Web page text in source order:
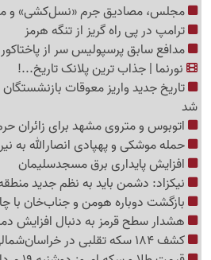
مجلس، مصادیق جرم «نسل‌کشی» و
ترامپ در پی راه گریز از تنگه هرمز
مدافع سابق پرسپولیس سر از پاختاکور
نورنما | جذاب ترین پلانک تاریخ...!
تاریخ جدید واریز معوقات
شد
اتوبوس و متروی مشهد برای زائران
حمله موشکی و پهپادی انصارالله به
افزایش پایداری برق مسجدسلیمان
نیکزاد: دشمن باید به نظم جدید
بازگشت دوباره هومن و جناب‌خان با
هشدار سطح قرمز به دنبال افزایش
کشف 184 سکه تقلبی در خراسان‌شمالی